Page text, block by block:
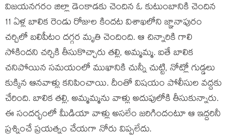
విజయనగరం జిల్లా డెంకాడకు చెందిన ఓ కుటుంబానికి చెందిన
11 ఏళ్ల బాలిక రెండు రోజుల కిందట విశాఖలోని జ్ఞానాపురం
చర్చిలో బలిపీటం దగ్గర మృతి చెందింది. ఆ చిన్నారికి గాలి
సోకిందని చర్చికి తీసుకొచ్చారు తల్లి, అమ్మమ్మ. ఐతే బాలిక
చనిపోయిన సమయంలో ముఖానికి చున్నీ చుట్టి, నోట్లో గుడ్డలు
కుక్కిన ఆనవాళ్లు కనిపించాయి. దీంతో విషయం పోలీసుల వద్దకు
చేరింది. బాలిక తల్లి, అమ్మమ్మను వాళ్లు అదుపులోకి తీసుకున్నారు.
ఈ సందర్భంలో మీడియా వాళ్లు అసలేం జరిగిందంటూ ఆ ఇద్దరినీ
ప్రశ్నించే ప్రయత్నం చేయగా నోరు విప్పలేదు.